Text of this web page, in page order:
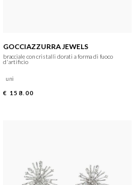
GOCCIAZZURRA JEWELS
bracciale con cristalli dorati a forma di fuoco
d'artificio
uni
€ 158.00